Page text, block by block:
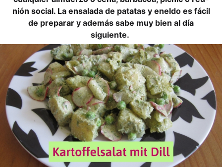
nión social. La ensa­la­da de pata­tas y enel­do es fácil
de pre­parar y ade­más sabe muy bien al día
siguiente.